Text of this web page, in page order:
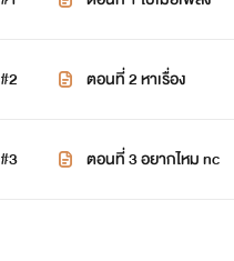
#2 ตอนที่ 2 หาเรื่อง
#3 ตอนที่ 3 อยากไหม nc